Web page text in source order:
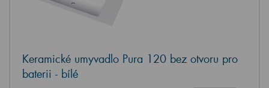
Keramické umyvadlo Pura 120 bez otvoru pro
baterii - bílé